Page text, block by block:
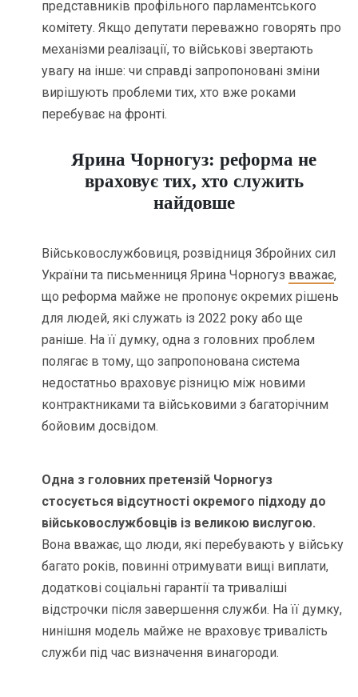
представників профільного парламентського
комітету. Якщо депутати переважно говорять про
механізми реалізації, то військові звертають
увагу на інше: чи справді запропоновані зміни
вирішують проблеми тих, хто вже роками
перебуває на фронті.
Ярина Чорногуз: реформа не
враховує тих, хто служить
найдовше
Військовослужбовиця, розвідниця Збройних сил
України та письменниця Ярина Чорногуз вважає,
що реформа майже не пропонує окремих рішень
для людей, які служать із 2022 року або ще
раніше. На її думку, одна з головних проблем
полягає в тому, що запропонована система
недостатньо враховує різницю між новими
контрактниками та військовими з багаторічним
бойовим досвідом.
Одна з головних претензій Чорногуз
стосується відсутності окремого підходу до
військовослужбовців із великою вислугою.
Вона вважає, що люди, які перебувають у війську
багато років, повинні отримувати вищі виплати,
додаткові соціальні гарантії та триваліші
відстрочки після завершення служби. На її думку,
нинішня модель майже не враховує тривалість
служби під час визначення винагороди.